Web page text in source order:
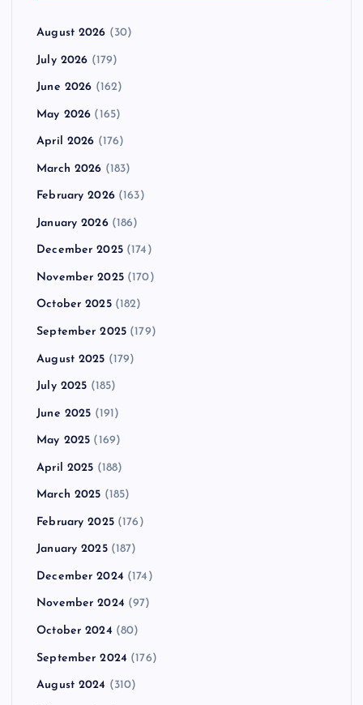
August 2026 (30)
July 2026 (179)
June 2026 (162)
May 2026 (165)
April 2026 (176)
March 2026 (183)
February 2026(163)
January 2026(186)
December 2025(174)
November 2025(170)
October 2025(182)
September 2025 (179)
August 2025 (179)
July 2025 (185)
June 2025 (191)
May 2025 (169)
April 2025 (188)
March 2025 (185)
February 2025(176)
January 2025(187)
December 2024 (174)
November 2024 (97)
October 2024 (80)
September 2024 (176)
August 2024 (310)